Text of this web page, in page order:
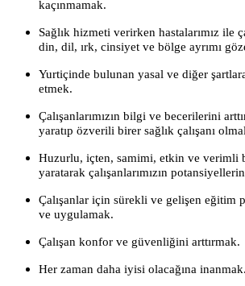
kaçınmamak.
Sağlık hizmeti verirken hastalarımız ile
din, dil, ırk, cinsiyet ve bölge ayrımı
Yurtiçinde bulunan yasal ve diğer
etmek.
Çalışanlarımızın bilgi ve becerilerini
yaratıp özverili birer sağlık çalışanı
Huzurlu, içten, samimi, etkin ve verimli
yaratarak çalışanlarımızın
Çalışanlar için sürekli ve gelişen eğitim
ve uygulamak.
Çalışan konfor ve güvenliğini arttırmak.
Her zaman daha iyisi olacağına inanmak.